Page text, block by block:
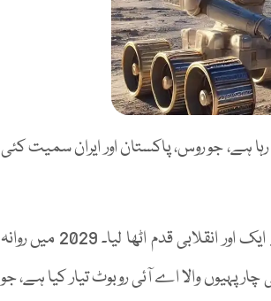
رہا ہے، جو روس، پاکستان اور ایران سمیت کئی
چین نے خلائی تحقیق کے میدان میں اپنی برتری ثابت کرنے کے لیے ایک اور انقلابی قدم اٹھا لیا۔ 2029 میں روانہ
پہیوں والا اے آئی روبوٹ تیار کیا ہے، جو